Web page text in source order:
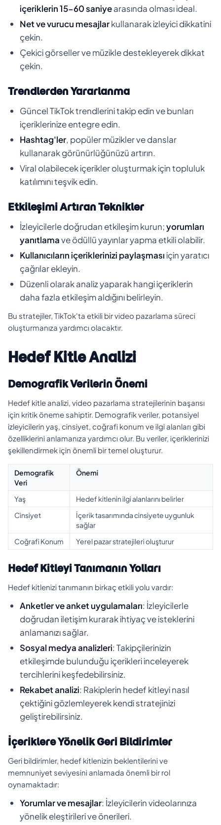
içeriklerin 15-60 saniyearasında olması ideal.
Net ve vurucu mesajlarkullanarak izleyici dikkatini
çekin.
Çekici görseller ve müzikle destekleyerek dikkat
çekin.
Trendlerden Yararlanma
Güncel TikTok trendlerini takip edin ve bunları
içeriklerinize entegre edin.
Hashtag'ler, popüler müzikler ve danslar
kullanarak görünürlüğünüzü artırın.
Viral olabilecek içerikler oluşturmak için topluluk
katılımını teşvik edin.
Etkileşimi Artıran Teknikler
İzleyicilerle doğrudan etkileşim kurun;yorumları
yanıtlamave ödüllü yayınlar yapma etkili olabilir.
Kullanıcıların içeriklerinizi paylaşmasıiçin yaratıcı
çağrılar ekleyin.
Düzenli olarak analiz yaparak hangi içeriklerin
daha fazla etkileşim aldığını belirleyin.
Bu stratejiler, TikTok'ta etkili bir video pazarlama süreci
oluşturmanıza yardımcı olacaktır.
Hedef Kitle Analizi
Demografik Verilerin Önemi
Hedef kitle analizi, video pazarlama stratejilerinin başarısı
için kritik öneme sahiptir. Demografik veriler, potansiyel
izleyicilerin yaş, cinsiyet, coğrafi konum ve ilgi alanları gibi
özelliklerini anlamanıza yardımcı olur. Bu veriler, içeriklerinizi
şekillendirmek için önemli bir temel oluşturur.
Demografik
Veri
Önemi
Yaş
Hedef kitlenin ilgi alanlarını belirler
Cinsiyet
İçerik tasarımında cinsiyete uygunluk
sağlar
Coğrafi Konum
Yerel pazar stratejileri oluşturur
Hedef Kitleyi Tanımanın Yolları
Hedef kitlenizi tanımanın birkaç etkili yolu vardır:
Anketler ve anket uygulamaları: İzleyicilerle
doğrudan iletişim kurarak ihtiyaç ve isteklerini
anlamanızı sağlar.
Sosyal medya analizleri: Takipçilerinizin
etkileşimde bulunduğu içerikleri inceleyerek
tercihlerini keşfedebilirsiniz.
Rekabet analizi: Rakiplerin hedef kitleyi nasıl
çektiğini gözlemleyerek kendi stratejinizi
geliştirebilirsiniz.
İçeriklere Yönelik Geri Bildirimler
Geri bildirimler, hedef kitlenizin beklentilerini ve
memnuniyet seviyesini anlamada önemli bir rol
oynamaktadır:
Yorumlar ve mesajlar: İzleyicilerin videolarınıza
yönelik eleştirileri ve önerileri.